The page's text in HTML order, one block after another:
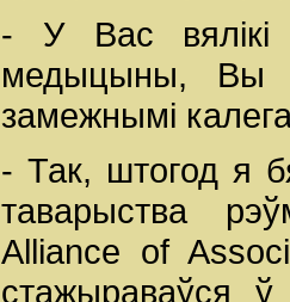
- У Вас вялікі
медыцыны, Вы
замежнымі
- Так, штогод я
таварыства
Alliance of
стажыраваўся